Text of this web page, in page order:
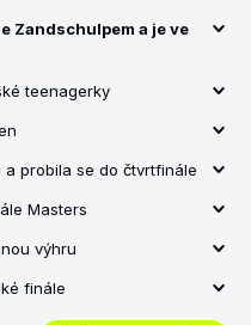
Zandschulpem a je ve
teenagerky
a probila se do čtvrtfinále
Masters
výhru
finále